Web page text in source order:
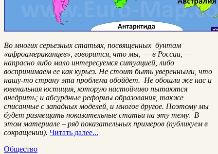
Во многих серьезных статьях, посвященных бунтам
«афроамериканцев», говорится, что мы, ― в России, ―
напрасно либо мало интересуемся ситуацией, либо
воспринимаем ее как курьез. Не стоит быть уверенными, что
нашу-то страну эта проблема обойдет. Не обошли же нас и
ювенальная юстиция, которую настойчиво пытаются
внедрить; и абсурдные реформы образования, также
списанные с западных моделей, и многое другое. Поэтому мы
будет размещать показательные статьи на эту тему. В
этом материале – ряд показательных примеров (публикуем в
сокращении). Читать далее...
Общество